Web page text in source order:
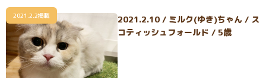
2021.2.2掲載
2021.2.10 / ミルク(ゆき)ちゃん / ス
コティッシュフォールド / 5歳